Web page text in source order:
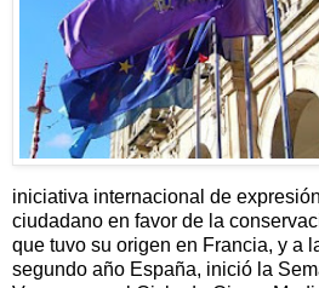
iniciativa internacional de
ciudadano en favor de la
que tuvo su origen en Francia, y a
segundo año España, inició la